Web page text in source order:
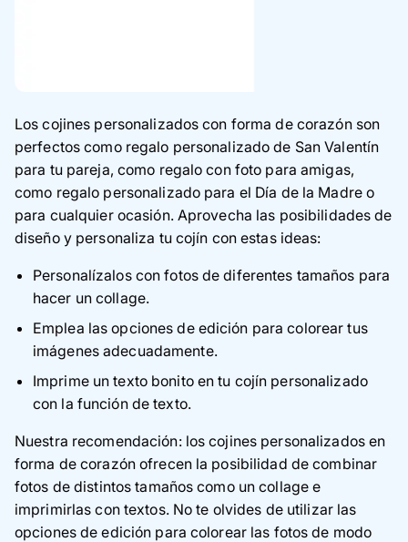
Los cojines personalizados con forma de corazón son
perfectos como regalo personalizado de San Valentín
para tu pareja, como regalo con foto para amigas,
como regalo personalizado para el Día de la Madre o
para cualquier ocasión. Aprovecha las posibilidades de
diseño y personaliza tu cojín con estas ideas:
Personalízalos con fotos de diferentes tamaños para
hacer un collage.
Emplea las opciones de edición para colorear tus
imágenes adecuadamente.
Imprime un texto bonito en tu cojín personalizado
con la función de texto.
Nuestra recomendación: los cojines personalizados en
forma de corazón ofrecen la posibilidad de combinar
fotos de distintos tamaños como un collage e
imprimirlas con textos. No te olvides de utilizar las
opciones de edición para colorear las fotos de modo